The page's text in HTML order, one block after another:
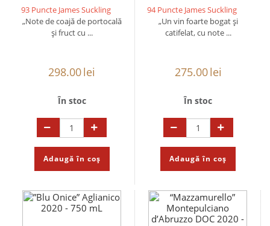
93 Puncte James Suckling
„Note de coajă de portocală
și fruct cu ...
298.00lei
În stoc
Adaugă în coș
94 Puncte James Suckling
„Un vin foarte bogat și
catifelat, cu note ...
275.00lei
În stoc
Adaugă în coș